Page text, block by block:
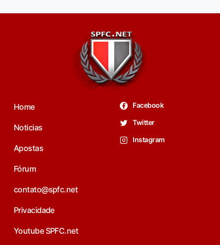
Home
Noticias
Apostas
Fórum
contato@spfc.net
Privacidade
Youtube SPFC.net
Facebook
Twitter
Instagram